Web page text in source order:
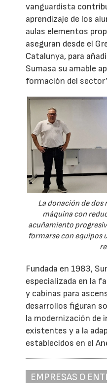
vanguardista
aprendizaje de los
aulas elementos
aseguran desde el
Catalunya, para
Sumasa su amable
formación del
La donación de dos
máquina con
acuñamiento
formarse con equipos
Fundada en 1983,
especializada en la
y cabinas para
desarrollos figuran
la modernización de
existentes y a la
establecidos en el
EMPRESAS O